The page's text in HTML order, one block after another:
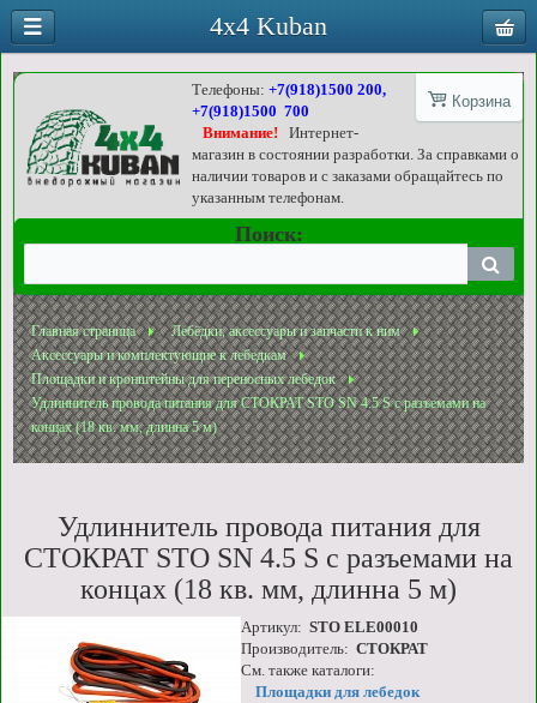
Корзина
Телефоны:+7(918)1500 200,
+7(918)1500 700
Внимание!
Интернет-
магазин в состоянии разработки. За справками о
наличии товаров и с заказами обращайтесь по
указанным телефонам.
Поиск:
Главная страница
Лебёдки, аксессуары и запчасти к ним
Аксессуары и комплектующие к лебедкам
Площадки и кронштейны для переносных лебедок
Удлиннитель провода питания для СТОКРАТ STO SN 4.5 S с разъемами на
концах (18 кв. мм, длинна 5 м)
Удлиннитель провода питания для
СТОКРАТ STO SN 4.5 S с разъемами на
концах (18 кв. мм, длинна 5 м)
Артикул: STO ELE00010
Производитель: СТОКРАТ
См. также каталоги:
Площадки для лебедок
4x4 Kuban